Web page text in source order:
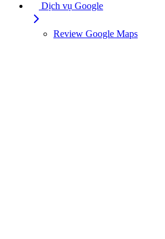
Dịch vụ Google
Review Google Maps